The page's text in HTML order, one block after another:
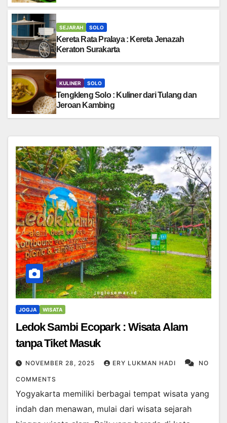
SEJARAH SOLO
Kereta Rata Pralaya : Kereta Jenazah
Keraton Surakarta
KULINER SOLO
Tengkleng Solo : Kuliner dari Tulang dan
Jeroan Kambing
JOGJA WISATA
Ledok Sambi Ecopark : Wisata Alam
tanpa Tiket Masuk
NOVEMBER 28, 2025 ERY LUKMAN HADI NO
COMMENTS
Yogyakarta memiliki berbagai tempat wisata yang
indah dan menawan, mulai dari wisata sejarah